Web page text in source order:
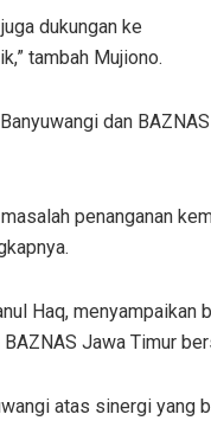
dukungan ke
tambah Mujiono.
dan
penanganan
Haq,
Jawa Timur
atas sinergi yang